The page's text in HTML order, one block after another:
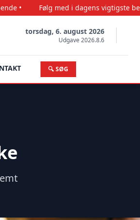
med i dagens vigtigste begivenheder •
torsdag, 6. august 2026
Udgave 2026.8.6
🔍 SØG